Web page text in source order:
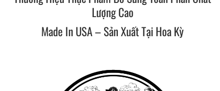
Lượng Cao
Made In USA – Sản Xuất Tại Hoa Kỳ